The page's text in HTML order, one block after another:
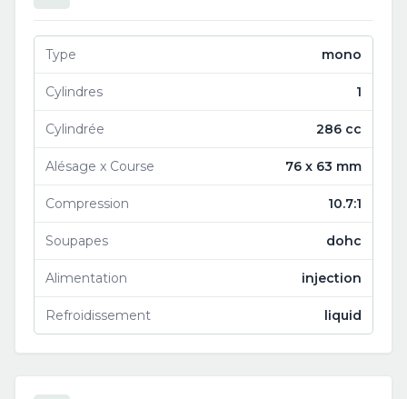
Type mono
Cylindres 1
Cylindrée 286 cc
Alésage x Course 76 x 63 mm
Compression 10.7:1
Soupapes dohc
Alimentation injection
Refroidissement liquid